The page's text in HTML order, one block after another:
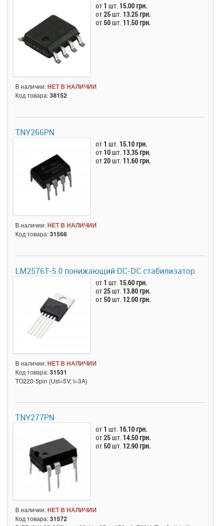
от 1 шт. 15.00 грн.
от25шт. 13.25 грн.
от 50шт. 11.50 грн.
В наличии:НЕТ В НАЛИЧИИ
Код товара:38152
TNY266PN
от 1 шт. 15.10 грн.
от 10шт. 13.35 грн.
от20шт. 11.60 грн.
В наличии:НЕТ В НАЛИЧИИ
Код товара:31566
LM2576T-5.0 понижающий DC-DC стабилизатор
от 1 шт. 15.60 грн.
от25шт. 13.80 грн.
от 50шт. 12.00 грн.
В наличии:НЕТ В НАЛИЧИИ
Код товара:31531
TO220-5pin (Ust=5V; I=3A)
TNY277PN
от 1 шт. 16.10 грн.
от25шт. 14.50 грн.
от 50шт. 12.90 грн.
В наличии:НЕТ В НАЛИЧИИ
Код товара:31572